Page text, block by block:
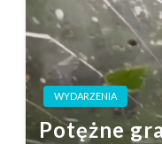
WYDARZENIA
Potężne